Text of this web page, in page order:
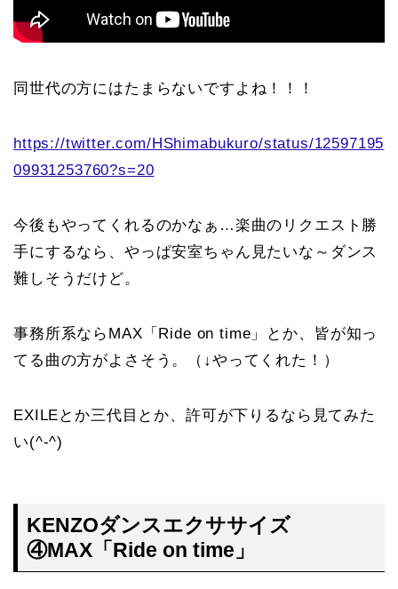
同世代の方にはたまらないですよね！！！
https://twitter.com/HShimabukuro/status/12597195
09931253760?s=20
今後もやってくれるのかなぁ…楽曲のリクエスト勝
手にするなら、やっぱ安室ちゃん見たいな～ダンス
難しそうだけど。
事務所系ならMAX「Ride on time」とか、皆が知っ
てる曲の方がよさそう。（↓やってくれた！）
EXILEとか三代目とか、許可が下りるなら見てみた
い(^-^)
KENZOダンスエクササイズ
④MAX「Ride on time」